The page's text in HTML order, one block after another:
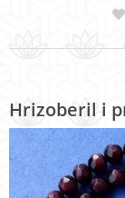
Hrizoberil i